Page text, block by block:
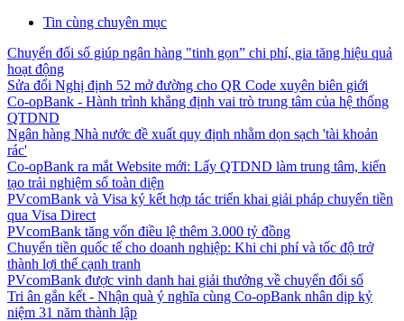
Tin cùng chuyên mục
Chuyển đổi số giúp ngân hàng "tinh gọn” chi phí, gia tăng hiệu quả
hoạt động
Sửa đổi Nghị định 52 mở đường cho QR Code xuyên biên giới
Co-opBank - Hành trình khẳng định vai trò trung tâm của hệ thống
QTDND
Ngân hàng Nhà nước đề xuất quy định nhằm dọn sạch 'tài khoản
rác'
Co-opBank ra mắt Website mới: Lấy QTDND làm trung tâm, kiến
tạo trải nghiệm số toàn diện
PVcomBank và Visa ký kết hợp tác triển khai giải pháp chuyển tiền
qua Visa Direct
PVcomBank tăng vốn điều lệ thêm 3.000 tỷ đồng
Chuyển tiền quốc tế cho doanh nghiệp: Khi chi phí và tốc độ trở
thành lợi thế cạnh tranh
PVcomBank được vinh danh hai giải thưởng về chuyển đổi số
Tri ân gắn kết - Nhận quà ý nghĩa cùng Co-opBank nhân dịp kỷ
niệm 31 năm thành lập